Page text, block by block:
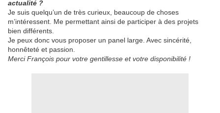
actualité ?
Je suis quelqu’un de très curieux, beaucoup de choses
m’intéressent. Me permettant ainsi de participer à des projets
bien différents.
Je peux donc vous proposer un panel large. Avec sincérité,
honnêteté et passion.
Merci François pour votre gentillesse et votre disponibilité !